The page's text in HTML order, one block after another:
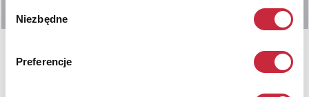
zgody
Niezbędne
Preferencje
Nr katalogowy